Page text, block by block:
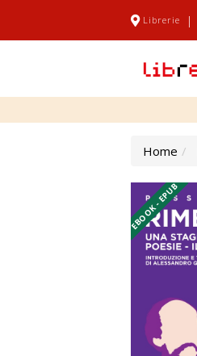
Librerie |
Home
EBOOK - EPUB